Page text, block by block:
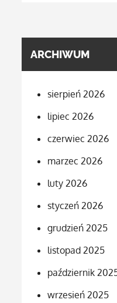
ARCHIWUM
sierpień 2026
lipiec 2026
czerwiec 2026
marzec 2026
luty 2026
styczeń 2026
grudzień 2025
listopad 2025
październik
wrzesień 2025